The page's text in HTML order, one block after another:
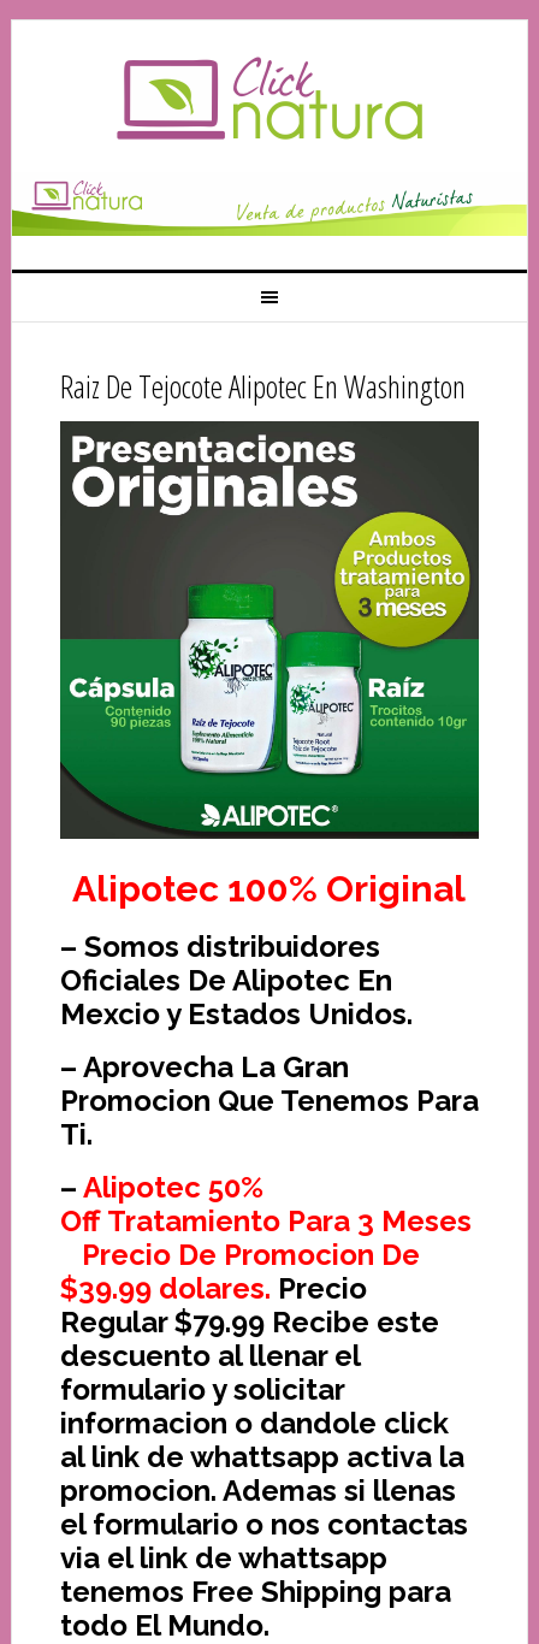
Raiz De Tejocote Alipotec En Washington
Alipotec 100% Original
– Somos distribuidores
Oficiales De Alipotec En
Mexcio y Estados Unidos.
– Aprovecha La Gran
Promocion Que Tenemos Para
Ti.
– Alipotec 50%
Off Tratamiento Para 3 Meses
Precio De Promocion De
$39.99 dolares. Precio
Regular $79.99 Recibe este
descuento al llenar el
formulario y solicitar
informacion o dandole click
al link de whattsapp activa la
promocion. Ademas si llenas
el formulario o nos contactas
via el link de whattsapp
tenemos Free Shipping para
todo El Mundo.